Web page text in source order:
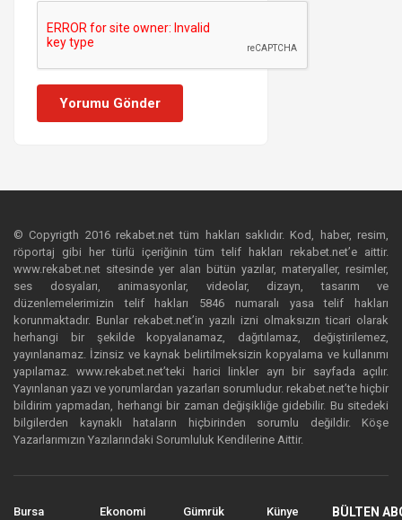
Yorumu Gönder
© Copyrigth 2016 rekabet.net tüm hakları saklıdır. Kod, haber, resim,
röportaj gibi her türlü içeriğinin tüm telif hakları rekabet.net’e aittir.
www.rekabet.net sitesinde yer alan bütün yazılar, materyaller, resimler,
ses dosyaları, animasyonlar, videolar, dizayn, tasarım ve
düzenlemelerimizin telif hakları 5846 numaralı yasa telif hakları
korunmaktadır. Bunlar rekabet.net’in yazılı izni olmaksızın ticari olarak
herhangi bir şekilde kopyalanamaz, dağıtılamaz, değiştirilemez,
yayınlanamaz. İzinsiz ve kaynak belirtilmeksizin kopyalama ve kullanımı
yapılamaz. www.rekabet.net’teki harici linkler ayrı bir sayfada açılır.
Yayınlanan yazı ve yorumlardan yazarları sorumludur. rekabet.net’te hiçbir
bildirim yapmadan, herhangi bir zaman değişikliğe gidebilir. Bu sitedeki
bilgilerden kaynaklı hataların hiçbirinden sorumlu değildir. Köşe
Yazarlarımızın Yazılarındaki Sorumluluk Kendilerine Aittir.
Bursa
Ekonomi
Gümrük
Künye
BÜLTEN